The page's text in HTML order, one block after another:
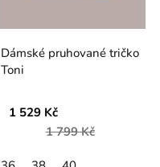
Dámské pruhované tričko
Toni
1 529 Kč
1 799 Kč